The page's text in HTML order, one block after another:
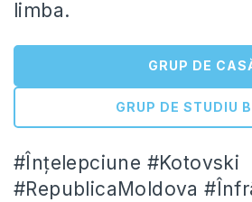
limba.
GRUP DE
GRUP DE STUDIU
#Înțelepciune #Kotovski
#RepublicaMoldova